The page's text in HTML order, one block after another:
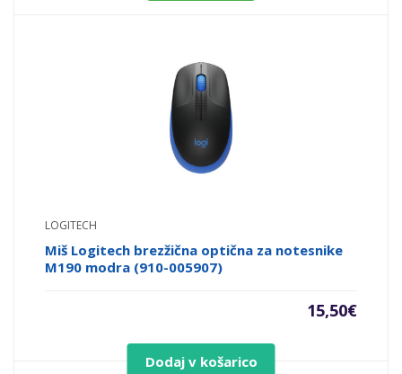
LOGITECH
Miš Logitech brezžična optična za notesnike
M190 modra (910-005907)
15,50€
Dodaj v košarico